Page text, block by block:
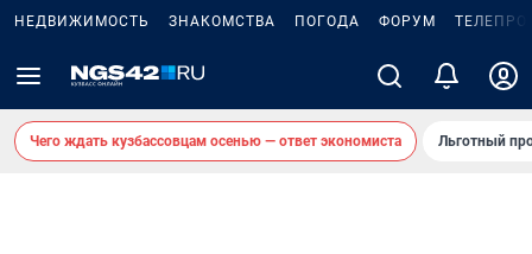
НЕДВИЖИМОСТЬ ЗНАКОМСТВА ПОГОДА ФОРУМ
Чего ждать кузбассовцам осенью — ответ экономиста Льготный